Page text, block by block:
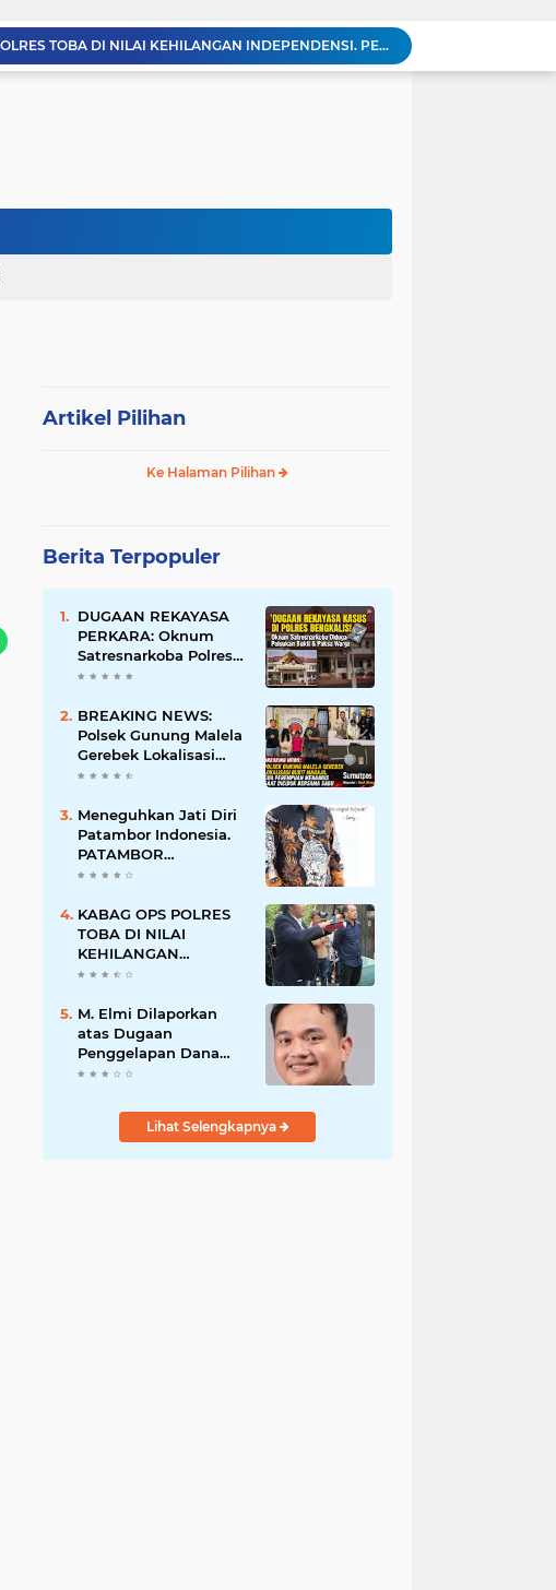
KABAG OPS POLRES TOBA DI NILAI KEHILANGAN INDEPENDENSI. PENGAMANAN PENEMBOKAN TANAH DI LAGUBOTI DAPAT SOROTAN.
BREAKING NEWS: Polsek Gunung Malela Gerebek Lokalisasi Bukit Maraja, Dua Perempuan Menangis Saat Diciduk Bersama Sabu
‎Wakil Bupati Audiensi dengan Wamenaker RI, Dorong Penguatan SDM dan Perlindungan Pekerja di Tanjung Jabung Barat ‎ ‎
Artikel Pilihan
Ke Halaman Pilihan
Berita Terpopuler
DUGAAN REKAYASA
PERKARA: Oknum
Satresnarkoba Polres
Bengkalis Diduga
Hingga Paksa Warga
Hadir di TKP
BREAKING NEWS:
Polsek Gunung Malela
Gerebek Lokalisasi
Bukit Maraja, Dua
Saat Diciduk Bersama
Sabu
Meneguhkan Jati Diri
Patambor Indonesia.
PATAMBOR
INDONESIA Akan
Jakarta.
KABAG OPS POLRES
TOBA DI NILAI
KEHILANGAN
INDEPENDENSI.
PENEMBOKAN TANAH
DI LAGUBOTI DAPAT
SOROTAN.
M. Elmi Dilaporkan
atas Dugaan
Penggelapan Dana
Pensiunan Guru dan
Pastikan Proses
Hukum BerjalanLihat Selengkapnya